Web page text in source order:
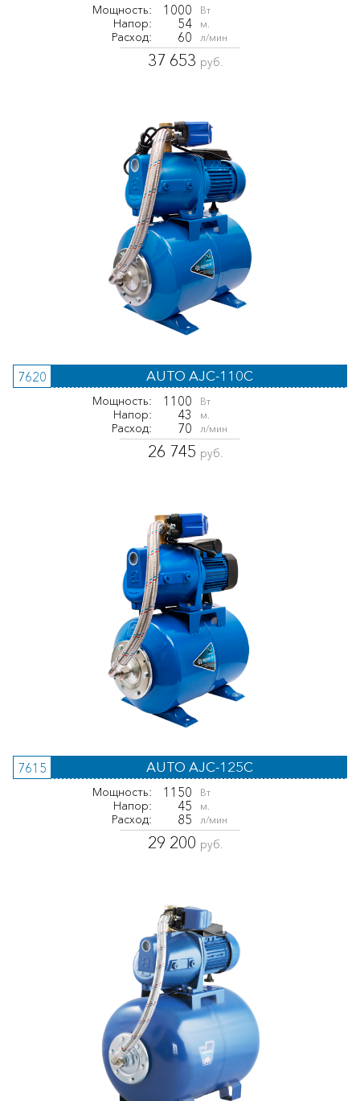
Мощность: 1000 Вт
Напор: 54 м.
Расход: 60 л/мин
37 653 руб.
7620 AUTO AJC-110C
Мощность: 1100 Вт
Напор: 43 м.
Расход: 70 л/мин
26 745 руб.
7615 AUTO AJC-125C
Мощность: 1150 Вт
Напор: 45 м.
Расход: 85 л/мин
29 200 руб.